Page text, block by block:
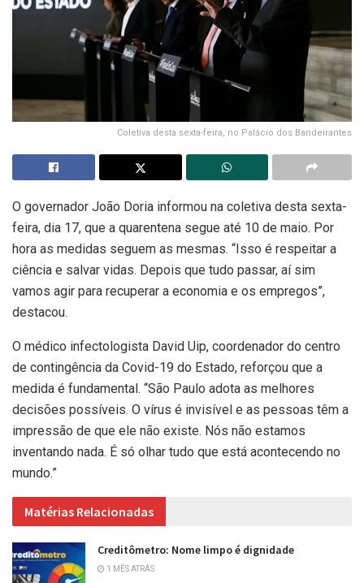
Coletiva desta sexta-feira, no Palácio dos Bandeirantes
O governador João Doria informou na coletiva desta sexta-
feira, dia 17, que a quarentena segue até 10 de maio. Por
hora as medidas seguem as mesmas. “Isso é respeitar a
ciência e salvar vidas. Depois que tudo passar, aí sim
vamos agir para recuperar a economia e os empregos”,
destacou.
O médico infectologista David Uip, coordenador do centro
de contingência da Covid-19 do Estado, reforçou que a
medida é fundamental. “São Paulo adota as melhores
decisões possíveis. O vírus é invisível e as pessoas têm a
impressão de que ele não existe. Nós não estamos
inventando nada. É só olhar tudo que está acontecendo no
mundo.”
Matérias Relacionadas
Creditômetro: Nome limpo é dignidade
1 MÊS ATRÁS